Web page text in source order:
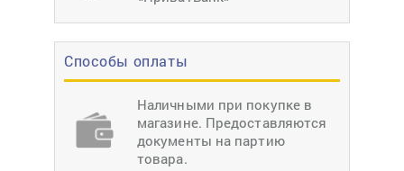
Способы оплаты
Наличными при покупке в
магазине. Предоставляются
документы на партию
товара.